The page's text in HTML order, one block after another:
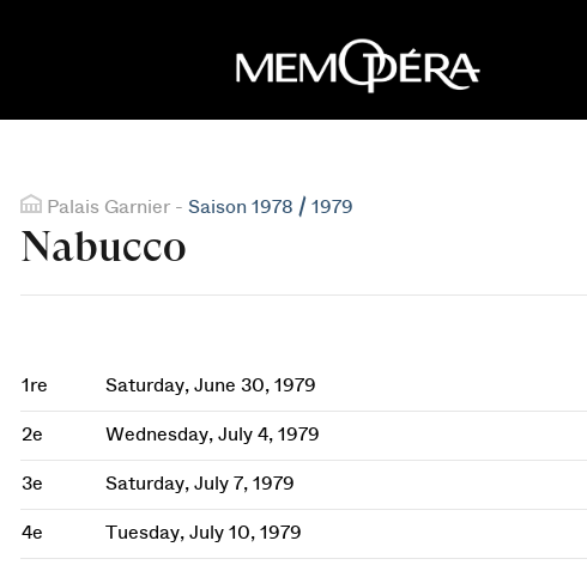
Palais Garnier - Saison 1978 / 1979
Nabucco
1re Saturday, June 30, 1979
2e Wednesday, July 4, 1979
3e Saturday, July 7, 1979
4e Tuesday, July 10, 1979